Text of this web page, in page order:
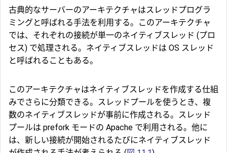
古典的なサーバーのアーキテクチャはスレッドプログラ
ミングと呼ばれる手法を利用する。このアーキテクチャ
では、それぞれの接続が単一のネイティブスレッド (プロ
セス) で処理される。ネイティブスレッドは OS スレッド
と呼ばれることもある。
このアーキテクチャはネイティブスレッドを作成する仕組
みでさらに分類できる。スレッドプールを使うとき、複
数のネイティブスレッドが事前に作成される。スレッド
プールは prefork モードの Apache で利用される。他に
は、新しい接続が開始されるたびにネイティブスレッド